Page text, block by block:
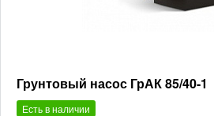
Грунтовый насос ГрАК 85/40-1
Есть в наличии